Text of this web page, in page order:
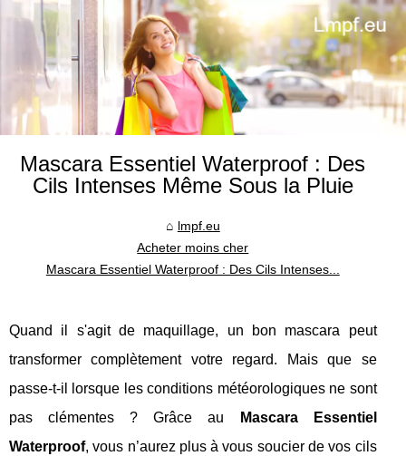
Mascara Essentiel Waterproof : Des
Cils Intenses Même Sous la Pluie
lmpf.eu
Acheter moins cher
Mascara Essentiel Waterproof : Des Cils Intenses...
Quand il s'agit de maquillage, un bon mascara peut
transformer complètement votre regard. Mais que se
passe-t-il lorsque les conditions météorologiques ne sont
pas clémentes ? Grâce au
Mascara Essentiel
Waterproof, vous n’aurez plus à vous soucier de vos cils